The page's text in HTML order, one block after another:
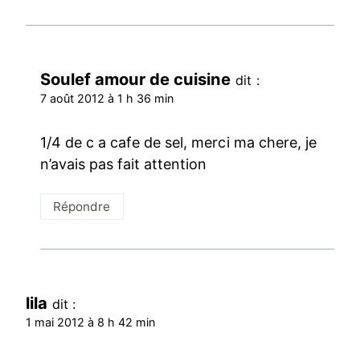
Soulef amour de cuisine dit :
7 août 2012 à 1 h 36 min
1/4 de c a cafe de sel, merci ma chere, je
n’avais pas fait attention
Répondre
lila dit :
1 mai 2012 à 8 h 42 min